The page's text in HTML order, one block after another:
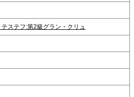
ステフ:第2級グラン・クリュ